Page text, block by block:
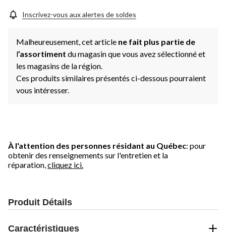
Inscrivez-vous aux alertes de soldes
Malheureusement, cet article ne fait plus partie de
l’assortiment du magasin que vous avez sélectionné et
les magasins de la région.
Ces produits similaires présentés ci-dessous pourraient
vous intéresser.
À l'attention des personnes résidant au Québec: pour
obtenir des renseignements sur l'entretien et la
réparation, cliquez ici.
Produit Détails
Caractéristiques